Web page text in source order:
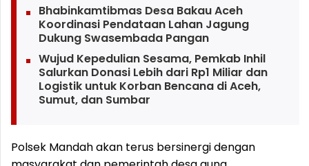
Bhabinkamtibmas Desa Bakau Aceh
Koordinasi Pendataan Lahan Jagung
Dukung Swasembada Pangan
Wujud Kepedulian Sesama, Pemkab Inhil
Salurkan Donasi Lebih dari Rp1 Miliar dan
Logistik untuk Korban Bencana di Aceh,
Sumut, dan Sumbar
Polsek Mandah akan terus bersinergi dengan